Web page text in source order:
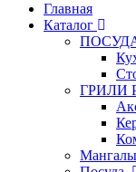
Главная
Каталог
ГРИЛИ